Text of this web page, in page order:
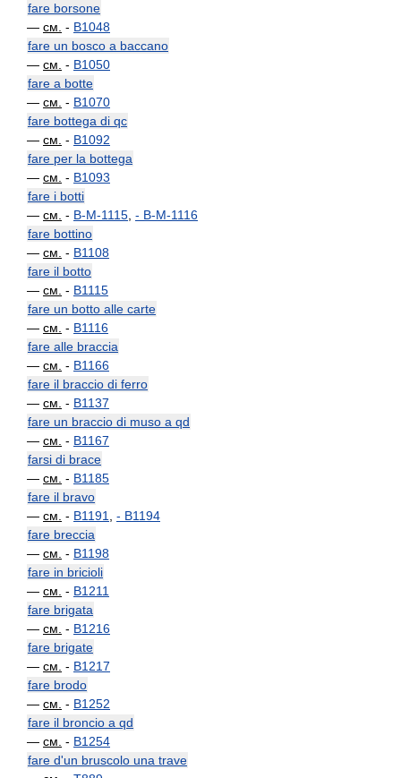
fare borsone
— см. - B1048
fare un bosco a baccano
— см. - B1050
fare a botte
— см. - B1070
fare bottega di qc
— см. - B1092
fare per la bottega
— см. - B1093
fare i botti
— см. - B-M-1115 - B-M-1116
fare bottino
— см. - B1108
fare il botto
— см. - B1115
fare un botto alle carte
— см. - B1116
fare alle braccia
— см. - B1166
fare il braccio di ferro
— см. - B1137
fare un braccio di muso a qd
— см. - B1167
farsi di brace
— см. - B1185
fare il bravo
— см. - B1191 - B1194
fare breccia
— см. - B1198
fare in bricioli
— см. - B1211
fare brigata
— см. - B1216
fare brigate
— см. - B1217
fare brodo
— см. - B1252
fare il broncio a qd
— см. - B1254
fare d'un bruscolo una trave